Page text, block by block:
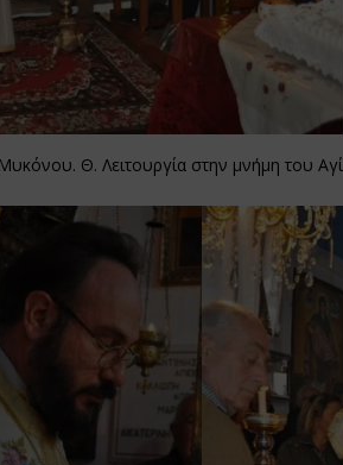
Θ. Λειτουργία στην μνήμη του